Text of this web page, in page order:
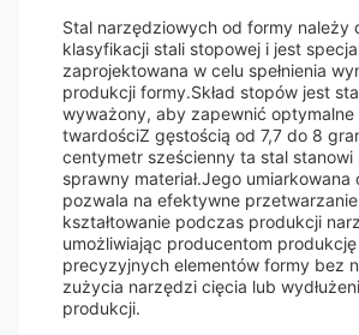
Stal narzędziowych od formy należy
klasyfikacji stali stopowej i jest
zaprojektowana w celu spełnienia
produkcji formy.Skład stopów jest
wyważony, aby zapewnić optymalne
twardościZ gęstością od 7,7 do 8
centymetr sześcienny ta stal stanowi
sprawny materiał.Jego umiarkowana
pozwala na efektywne
kształtowanie podczas produkcji
umożliwiając producentom produkcję
precyzyjnych elementów formy bez
zużycia narzędzi cięcia lub
produkcji.